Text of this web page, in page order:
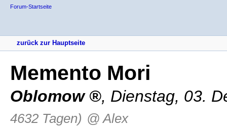
Forum-Startseite
zurück zur Hauptseite
Memento Mori
Oblomow , Dienstag, 03.
4632 Tagen) @ Alex